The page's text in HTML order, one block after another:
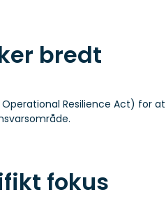
bredt
Operational Resilience Act) for
fokus